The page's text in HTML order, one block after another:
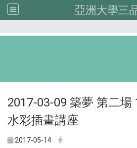
亞洲大學三
2017-03-09 築夢 第二場
水彩插畫講座
2017-05-14